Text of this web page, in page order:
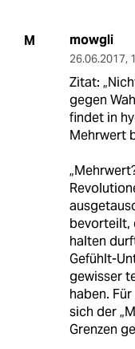
M mowgli
26.06.2017,
Zitat:
gegen
findet in
Mehrwert
bevorteilt,
halten
Gefühlt-
gewisser
haben.
sich der
Grenzen